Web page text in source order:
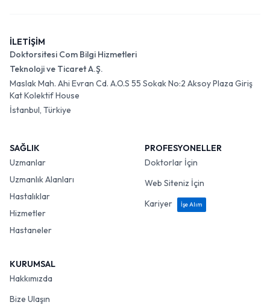
İLETİŞİM
Doktorsitesi Com Bilgi Hizmetleri
Teknoloji ve Ticaret A.Ş.
Maslak Mah. Ahi Evran Cd. A.O.S 55 Sokak No:2 Aksoy Plaza Giriş
Kat Kolektif House
İstanbul, Türkiye
SAĞLIK
Uzmanlar
Uzmanlık Alanları
Hastalıklar
Hizmetler
Hastaneler
PROFESYONELLER
Doktorlar İçin
Web Siteniz İçin
Kariyer
İşe Alım
KURUMSAL
Hakkımızda
Bize Ulaşın